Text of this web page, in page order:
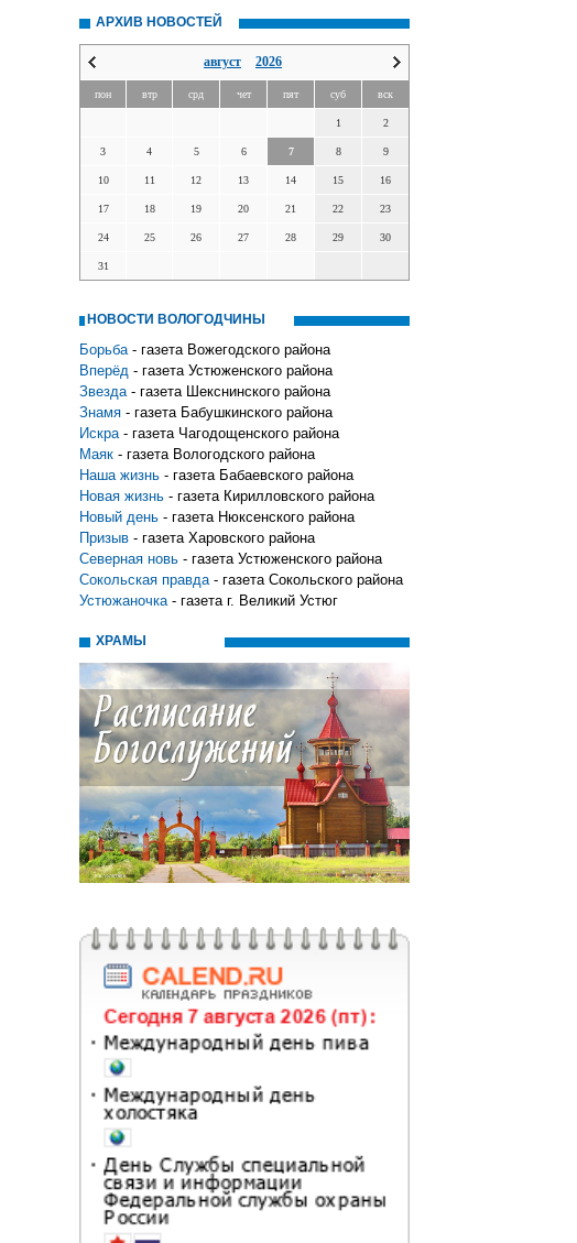
АРХИВ НОВОСТЕЙ
август 2026
пон втр срд чет пят суб вск
1 2
3 4 5 6 7 8 9
10 11 12 13 14 15 16
17 18 19 20 21 22 23
24 25 26 27 28 29 30
31
НОВОСТИ ВОЛОГОДЧИНЫ
Борьба - газета Вожегодского района
Вперёд - газета Устюженского района
Звезда - газета Шекснинского района
Знамя - газета Бабушкинского района
Искра - газета Чагодощенского района
Маяк - газета Вологодского района
Наша жизнь - газета Бабаевского района
Новая жизнь - газета Кирилловского района
Новый день - газета Нюксенского района
Призыв - газета Харовского района
Северная новь - газета Устюженского района
Сокольская правда - газета Сокольского района
Устюжаночка - газета г. Великий Устюг
ХРАМЫ